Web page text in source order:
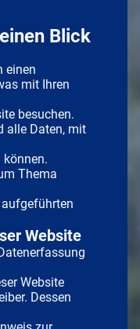
Blick
einen
mit Ihren
besuchen.
alle Daten, mit
Thema
aufgeführten
Website
Website
Dessen